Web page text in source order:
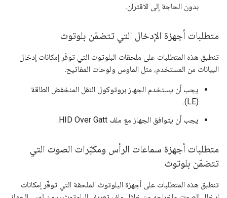
بدون الحاجة إلى الاقتران.
متطلبات أجهزة الإدخال التي تتضمّن بلوتوث
تنطبق هذه المتطلبات على ملحقات البلوتوث التي توفّر إمكانات إدخال
البيانات من المستخدم، مثل الماوس ولوحات المفاتيح.
يجب أن يستخدم الجهاز بروتوكول النقل المنخفض الطاقة
(LE).
يجب أن يتوافق الجهاز مع ملف HID Over Gatt.
متطلبات أجهزة سماعات الرأس ومكبّرات الصوت التي
تتضمّن بلوتوث
تنطبق هذه المتطلبات على أجهزة البلوتوث الملحقة التي توفّر إمكانات